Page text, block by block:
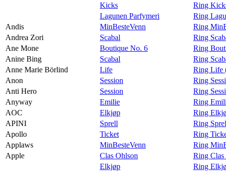
Kicks
Ring
Lagunen Parfymeri
Ring
Andis
MinBesteVenn Ring
Andrea Zori
Scabal Ring
Ane Mone
Boutique No. 6 Ring
Anine Bing
Scabal Ring
Anne Marie Börlind
Life Ring Life
Anon
Session Ring
Anti Hero
Session Ring
Anyway
Emilie Ring
AOC
Elkjøp Ring
APINI
Sprell Ring
Apollo
Ticket Ring
Applaws
MinBesteVenn Ring
Apple
Clas Ohlson Ring
Elkjøp
Ring